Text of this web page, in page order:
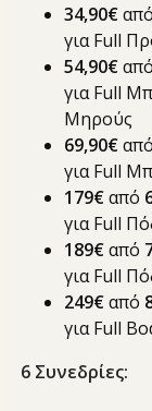
34,90€από
για Full
54,90€από
για Full
Μηρούς
69,90€από
για Full
179€από
για Full
189€από
για Full
249€από
για Full
6 Συνεδρίες: